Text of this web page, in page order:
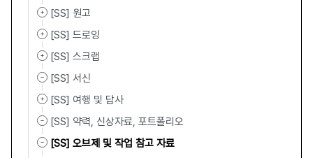
[SS] 원고
[SS] 드로잉
[SS] 스크랩
[SS] 서신
[SS] 여행 및 답사
[SS] 약력, 신상자료, 포트폴리오
[SS] 오브제 및 작업 참고 자료